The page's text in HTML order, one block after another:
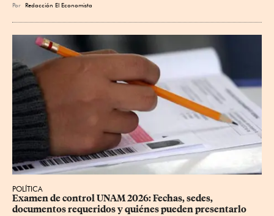
Por Redacción El Economista
POLÍTICA
Examen de control UNAM 2026: Fechas, sedes,
documentos requeridos y quiénes pueden presentarlo